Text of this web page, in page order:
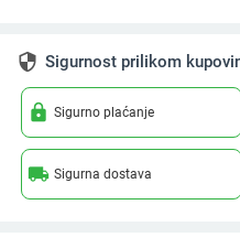
security Sigurnost prilikom
lock Sigurno plaćanje
local_shipping Sigurna dostava